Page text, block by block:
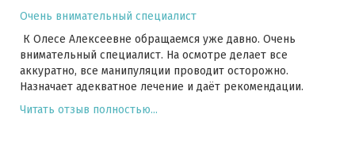
Очень внимательный специалист
К Олесе Алексеевне обращаемся уже давно. Очень
внимательный специалист. На осмотре делает все
аккуратно, все манипуляции проводит осторожно.
Назначает адекватное лечение и даёт рекомендации.
Читать отзыв полностью...